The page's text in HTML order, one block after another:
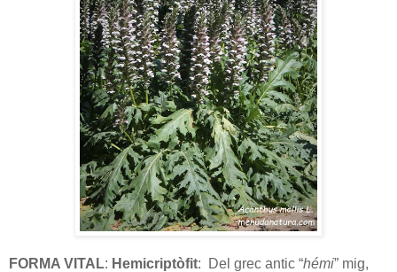
FORMA VITAL: Hemicriptòfit: Del grec antic “hémi” mig,